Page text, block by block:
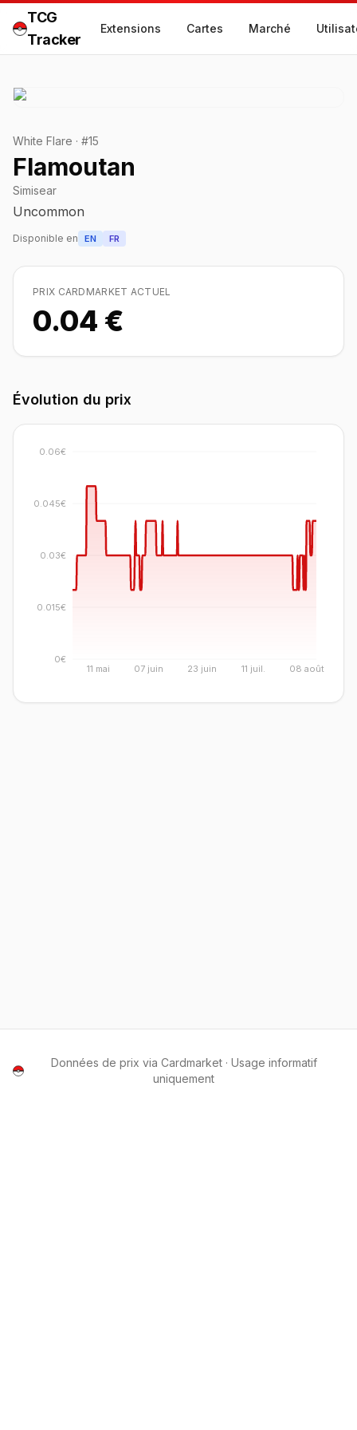
TCG
Tracker
Extensions Cartes Marché
White Flare · #15
Flamoutan
Simisear
Uncommon
Disponible en EN FR
PRIX CARDMARKET ACTUEL
0.04 €
Évolution du prix
11 mai 07 juin 23 juin 11 juil. 08 août
0€
0.015€
0.03€
0.045€
0.06€
Données de prix via Cardmarket · Usage informatif
uniquement